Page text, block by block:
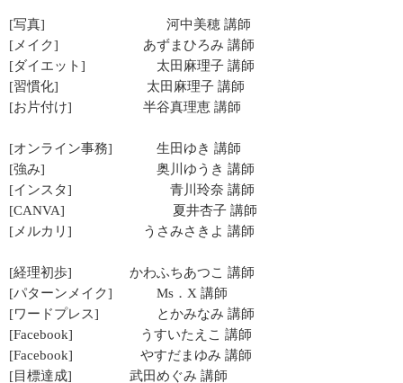
[写真] 河中美穂 講師
[メイク] あずまひろみ 講師
[ダイエット] 太田麻理子 講師
[習慣化] 太田麻理子 講師
[お片付け] 半谷真理恵 講師
[オンライン事務] 生田ゆき 講師
[強み] 奥川ゆうき 講師
[インスタ] 青川玲奈 講師
[CANVA] 夏井杏子 講師
[メルカリ] うさみさきよ 講師
[経理初歩] かわふちあつこ 講師
[パターンメイク] Ms．X 講師
[ワードプレス] とかみなみ 講師
[Facebook] うすいたえこ 講師
[Facebook] やすだまゆみ 講師
[目標達成] 武田めぐみ 講師